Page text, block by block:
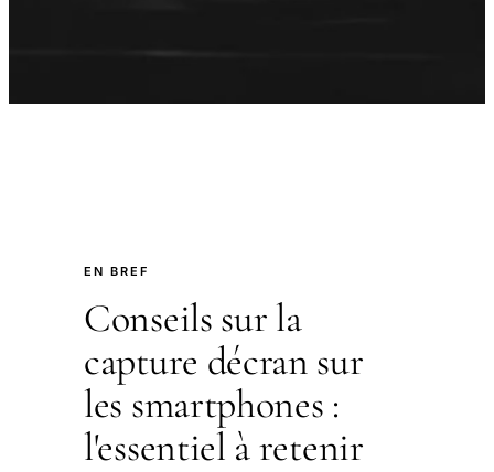
EN BREF
Conseils sur la
capture décran sur
les smartphones :
l'essentiel à retenir